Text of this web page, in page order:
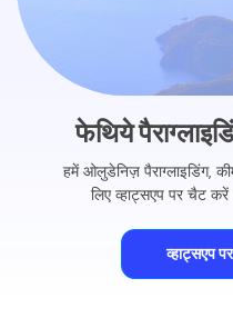
फेथिये
हमें ओलुडेनिज़ पैराग्लाइडिंग,
लिए व्हाट्सएप पर चैट
व्हाट्सएप